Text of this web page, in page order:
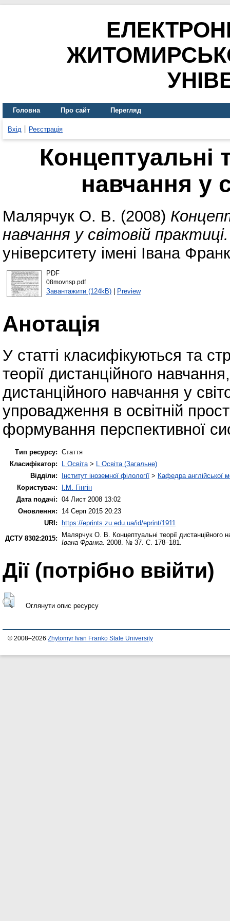
Головна Про сайт Перегляд
Вхід Реєстрація
Концептуальні
навчання у
Малярчук О. В. (2008)
навчання у світовій практиці.
університету імені Івана
PDF
08movnsp.pdf
Завантажити (124kB)| Preview
Анотація
У статті класифікуються та
теорії дистанційного
дистанційного навчання у
упровадження в освітній
формування перспективної
Тип ресурсу: Стаття
Класифікатор:
L Освіта > L Освіта (Загальне)
Відділи:
Інститут іноземної філології > Кафедра англійської
Користувач:
І.М. Гінгін
Дата подачі: 04 Лист 2008 13:02
Оновлення:
14 Серп 2015 20:23
URI: https://eprints.zu.edu.ua/id/eprint/1911
ДСТУ 8302:2015:
Малярчук О. В.
Концептуальні теорії дистанційного
Івана Франка . 2008. № 37. С. 178–181.
Дії ​​(потрібно ввійти)
Оглянути опис ресурсу
© 2008–2026 Zhytomyr Ivan Franko State University